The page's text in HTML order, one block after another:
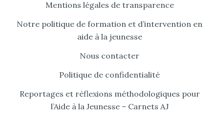
Mentions légales de transparence
Notre politique de formation et d’intervention en
aide à la jeunesse
Nous contacter
Politique de confidentialité
Reportages et réflexions méthodologiques pour
l’Aide à la Jeunesse – Carnets AJ